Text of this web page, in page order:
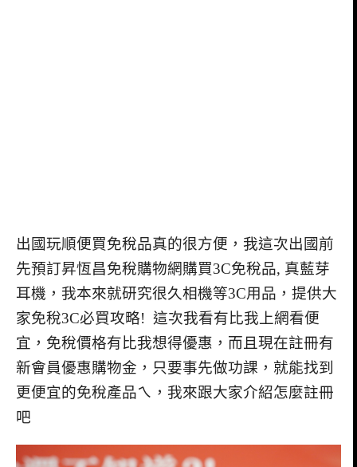
出國玩順便買免稅品真的很方便，我這次出國前
先預訂昇恆昌免稅購物網購買3C免稅品, 真藍芽
耳機，我本來就研究很久相機等3C用品，提供大
家免稅3C必買攻略! 這次我看有比我上網看便
宜，免稅價格有比我想得優惠，而且現在註冊有
新會員優惠購物金，只要事先做功課，就能找到
更便宜的免稅產品ㄟ，我來跟大家介紹怎麼註冊
吧